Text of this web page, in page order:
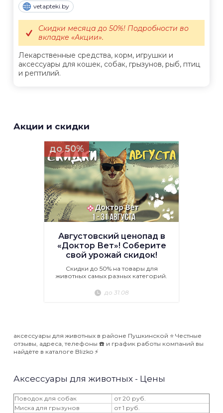
vetapteki.by
Лекарственные средства, корм, игрушки и
аксессуары для кошек, собак, грызунов, рыб, птиц
и рептилий.
Скидки месяца до 50%! Подробности во
вкладке «Акции».
Акции и скидки
до 50%
Августовский ценопад в
«Доктор Вет»! Соберите
свой урожай скидок!
Скидки до 50% на товары для
животных самых разных категорий.
до 31.08
аксессуары для животных в районе Пушкинской ⭐️ Честные
отзывы, адреса, телефоны ☎️ и график работы компаний вы
найдёте в каталоге Blizko ⚡️
Аксессуары для животных - Цены
Поводок для собак
от 20 руб.
Миска для грызунов
от 1 руб.